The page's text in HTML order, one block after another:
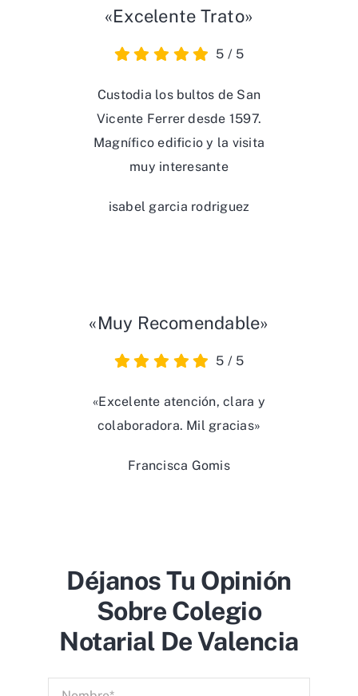
«Excelente Trato»
5 / 5
Custodia los bultos de San
Vicente Ferrer desde 1597.
Magnífico edificio y la visita
muy interesante
isabel garcia rodriguez
«Muy Recomendable»
5 / 5
«Excelente atención, clara y
colaboradora. Mil gracias»
Francisca Gomis
Déjanos Tu Opinión
Sobre Colegio
Notarial De Valencia